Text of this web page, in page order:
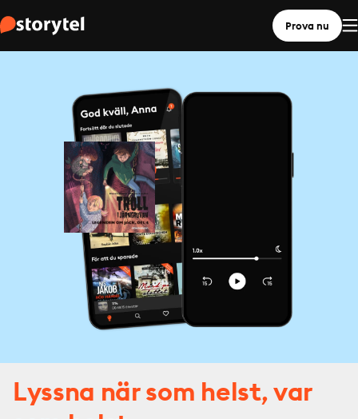
Prova nu
Lyssna när som helst, var